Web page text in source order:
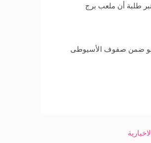
طلبة أن ملعب برج
وهو ضمن صفوف الأسيوطى